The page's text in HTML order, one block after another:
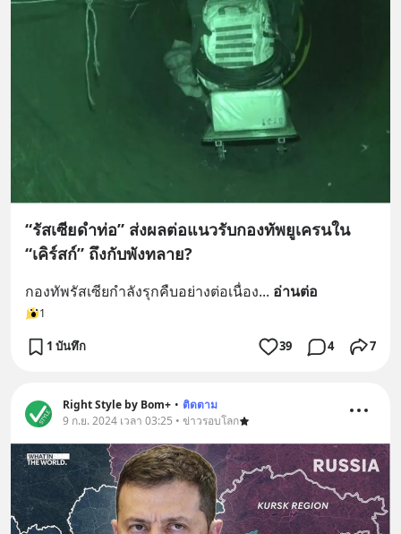
“รัสเซียดำท่อ” ส่งผลต่อแนวรับกองทัพยูเครนใน
“เคิร์สก์” ถึงกับพังทลาย?
กองทัพรัสเซียกำลังรุกคืบอย่างต่อเนื่อง... อ่านต่อ
1
1 บันทึก 39 4 7
Right Style by Bom+ • ติดตาม
9 ก.ย. 2024 เวลา 03:25 • ข่าวรอบโลก